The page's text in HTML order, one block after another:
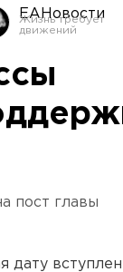
ЕАНовости
пост главы
дату